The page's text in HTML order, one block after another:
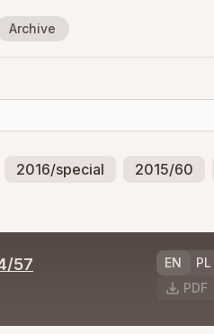
Archive
2016/special 2015/60
EN
PL
PDF
57